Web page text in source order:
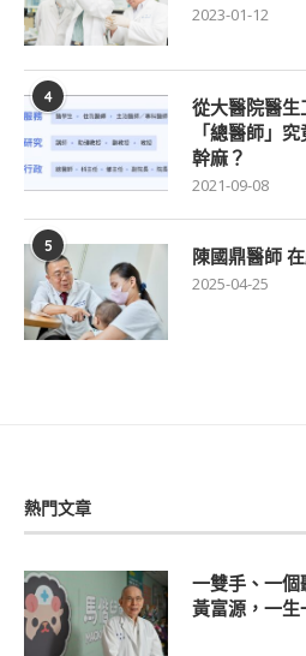
2023-01-12
4
從大醫院醫生
「總醫師」
幹麻？
2021-09-08
5 陳國鼎醫師
2025-04-25
熱門文章
一雙手、一個
黃富源，一